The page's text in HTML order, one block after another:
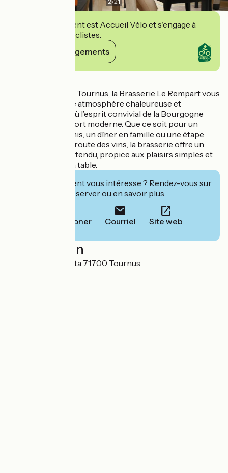
Cet établissement est Accueil Vélo et s'engage à
accueillir des cyclistes.
Voir ses engagements
Située au cœur de Tournus, la Brasserie Le Rempart vous
accueille dans une atmosphère chaleureuse et
contemporaine, où l’esprit convivial de la Bourgogne
rencontre le confort moderne. Que ce soit pour un
déjeuner entre amis, un dîner en famille ou une étape
gourmande sur la route des vins, la brasserie offre un
cadre raffiné et détendu, propice aux plaisirs simples et
authentiques de la table.
Cet établissement vous intéresse ? Rendez-vous sur
leur site pour réserver ou en savoir plus.
Téléphoner Courriel Site web
Localisation
2, avenue Gambetta 71700 Tournus